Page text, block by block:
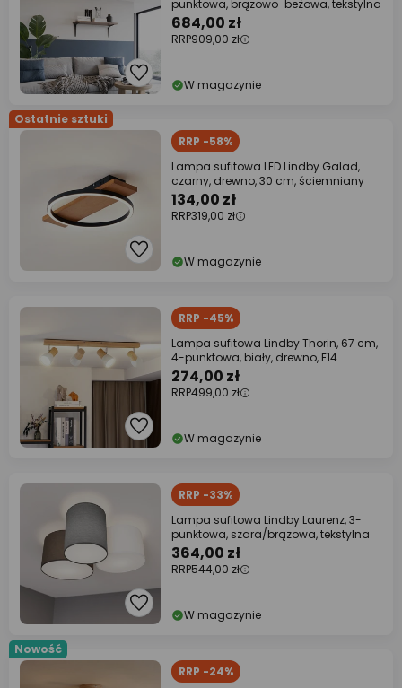
punktowa, brązowo-beżowa, tekstylna
684,00 zł
RRP909,00 zł
W magazynie
Ostatnie sztuki
RRP -58%
Lampa sufitowa LED Lindby Galad,
czarny, drewno, 30 cm, ściemniany
134,00 zł
RRP319,00 zł
W magazynie
RRP -45%
Lampa sufitowa Lindby Thorin, 67 cm,
4-punktowa, biały, drewno, E14
274,00 zł
RRP499,00 zł
W magazynie
RRP -33%
Lampa sufitowa Lindby Laurenz, 3-
punktowa, szara/brązowa, tekstylna
364,00 zł
RRP544,00 zł
W magazynie
Nowość
RRP -24%